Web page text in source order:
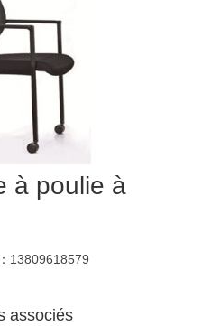
à poulie à
13809618579
associés